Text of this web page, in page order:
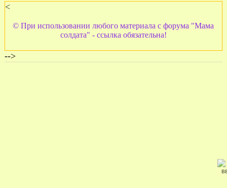
<
© При использовании любого материала с форума "Мама
солдата" - ссылка обязательна!
-->